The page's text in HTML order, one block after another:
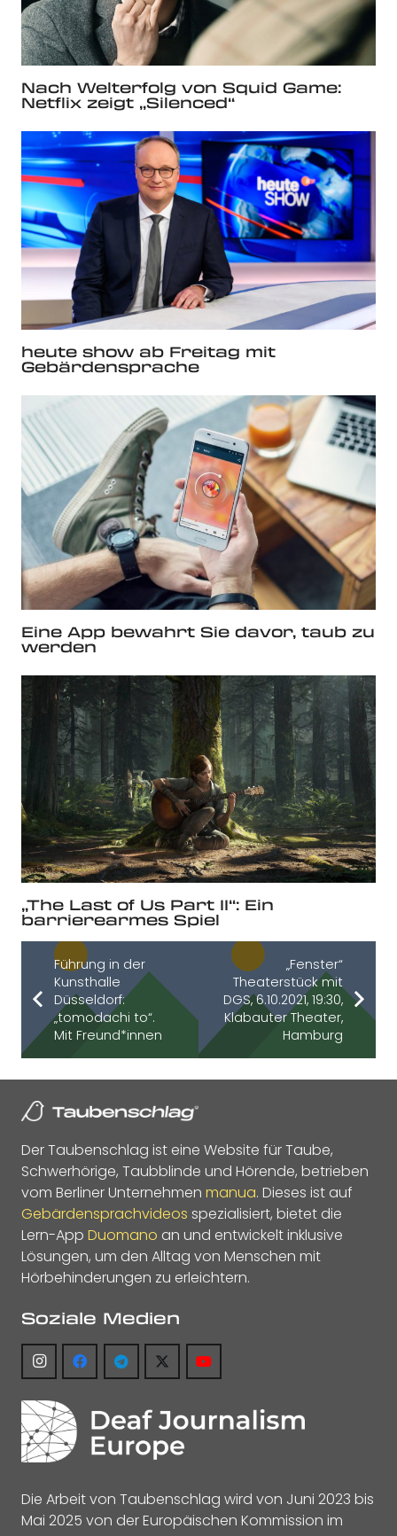
Nach Welterfolg von Squid Game:
Netflix zeigt „Silenced“
heute show ab Freitag mit
Gebärdensprache
Eine App bewahrt Sie davor, taub zu
werden
„The Last of Us Part II“: Ein
barrierearmes Spiel
Führung in der
Kunsthalle
Düsseldorf:
„tomodachi to“.
Mit Freund*innen
„Fenster“
Theaterstück mit
DGS, 6.10.2021, 19:30,
Klabauter Theater,
Hamburg
Der Taubenschlag ist eine Website für Taube,
Schwerhörige, Taubblinde und Hörende, betrieben
vom Berliner Unternehmen manua. Dieses ist auf
Gebärdensprachvideos spezialisiert, bietet die
Lern-App Duomano an und entwickelt inklusive
Lösungen, um den Alltag von Menschen mit
Hörbehinderungen zu erleichtern.
Soziale Medien
Die Arbeit von Taubenschlag wird von Juni 2023 bis
Mai 2025 von der Europäischen Kommission im